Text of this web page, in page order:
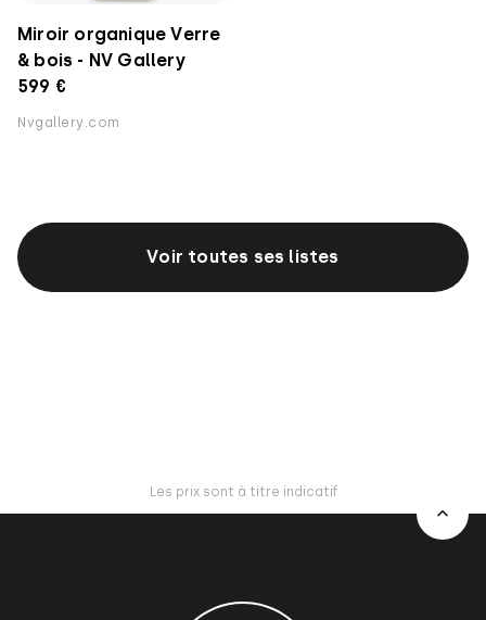
Miroir organique Verre
& bois - NV Gallery
599 €
Nvgallery.com
Voir toutes ses listes
Les prix sont à titre indicatif